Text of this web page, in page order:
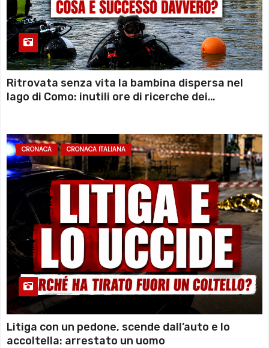
Ritrovata senza vita la bambina dispersa nel
lago di Como: inutili ore di ricerche dei
CRONACA CRONACA ITALIANA
Litiga con un pedone, scende dall’auto e lo
accoltella: arrestato un uomo